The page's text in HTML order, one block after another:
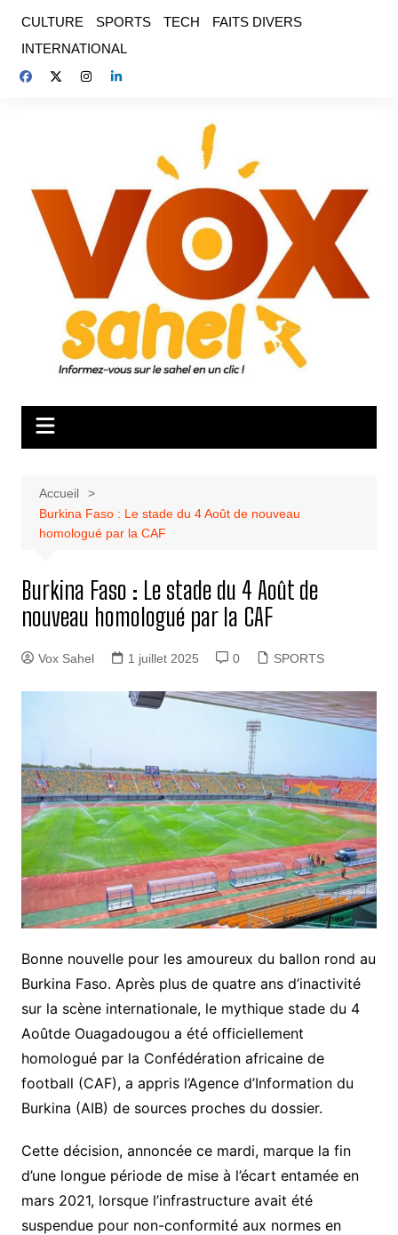
contenu
CULTURE SPORTS TECH
FAITS DIVERS
INTERNATIONAL
Accueil
Burkina Faso : Le stade du 4 Août de nouveau
homologué par la CAF
Burkina Faso : Le stade du 4 Août de
nouveau homologué par la CAF
Vox Sahel 1 juillet 2025 0 SPORTS
Bonne nouvelle pour les amoureux du ballon rond au
Burkina Faso. Après plus de quatre ans d’inactivité
sur la scène internationale, le mythique stade du 4
Aoûtde Ouagadougou a été officiellement
homologuépar la Confédération africaine de
football (CAF), a appris l’Agence d’Information du
Burkina (AIB) de sources proches du dossier.
Cette décision, annoncée ce mardi, marque la fin
d’une longue période de mise à l’écart entamée en
mars 2021, lorsque l’infrastructure avait été
suspendue pour non-conformité aux normes en